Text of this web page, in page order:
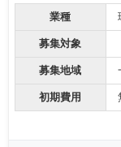
業種
募集対象
募集地域
初期費用